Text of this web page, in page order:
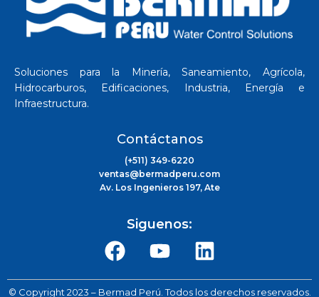
Soluciones para la Minería, Saneamiento, Agrícola,
Hidrocarburos, Edificaciones, Industria, Energía e
Infraestructura.
Contáctanos
(+511) 349-6220
ventas@bermadperu.com
Av. Los Ingenieros 197, Ate
Siguenos:
© Copyright 2023 – Bermad Perú. Todos los derechos reservados.